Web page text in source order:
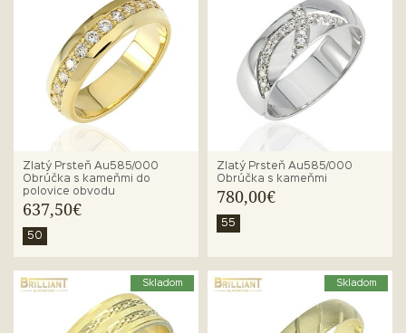
Zlatý Prsteň Au585/000
Obrúčka s kameňmi do
polovice obvodu
637,50€
50
Zlatý Prsteň Au585/000
Obrúčka s kameňmi
780,00€
55
Skladom Skladom